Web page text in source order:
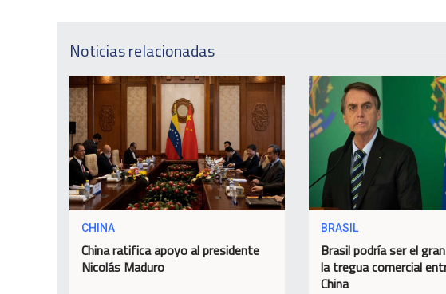
Noticias relacionadas
CHINA
China ratifica apoyo al presidente
Nicolás Maduro
BRASIL
Brasil podría ser el
la tregua comercial
China